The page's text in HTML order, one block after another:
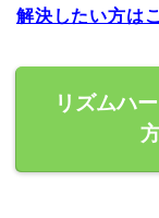
解決したい方は
リズムハ